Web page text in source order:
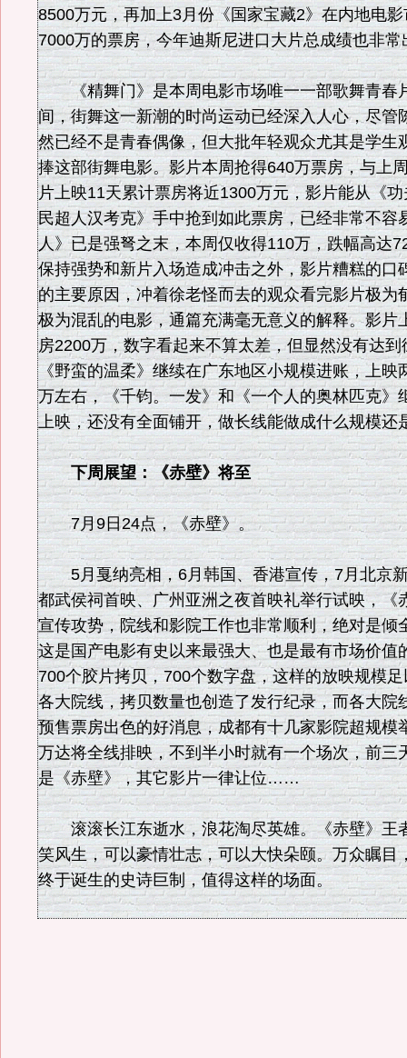
8500万元，再加上3月份《国家宝藏2》在内地电
7000万的票房，今年迪斯尼进口大片总成绩也非常
《精舞门》是本周电影市场唯一一部歌舞青春
间，街舞这一新潮的时尚运动已经深入人心，尽管
然已经不是青春偶像，但大批年轻观众尤其是学生
捧这部街舞电影。影片本周抢得640万票房，与上
片上映11天累计票房将近1300万元，影片能从《
民超人汉考克》手中抢到如此票房，已经非常不容
人》已是强弩之末，本周仅收得110万，跌幅高达
保持强势和新片入场造成冲击之外，影片糟糕的口
的主要原因，冲着徐老怪而去的观众看完影片极为
极为混乱的电影，通篇充满毫无意义的解释。影片
房2200万，数字看起来不算太差，但显然没有达
《野蛮的温柔》继续在广东地区小规模进账，上映
万左右，《千钧。一发》和《一个人的奥林匹克》
上映，还没有全面铺开，做长线能做成什么规模还
下周展望：《赤壁》将至
7月9日24点，《赤壁》。
5月戛纳亮相，6月韩国、香港宣传，7月北京
都武侯祠首映、广州亚洲之夜首映礼举行试映，《
宣传攻势，院线和影院工作也非常顺利，绝对是倾
这是国产电影有史以来最强大、也是最有市场价值
700个胶片拷贝，700个数字盘，这样的放映规模
各大院线，拷贝数量也创造了发行纪录，而各大院
预售票房出色的好消息，成都有十几家影院超规模
万达将全线排映，不到半小时就有一个场次，前三
是《赤壁》，其它影片一律让位……
滚滚长江东逝水，浪花淘尽英雄。《赤壁》王
笑风生，可以豪情壮志，可以大快朵颐。万众瞩目
终于诞生的史诗巨制，值得这样的场面。